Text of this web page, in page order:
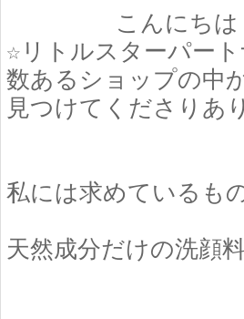
こんにちは
☆リトルスターパー
数あるショップの中
見つけてくださりあ
私には求めているも
天然成分だけの洗顔